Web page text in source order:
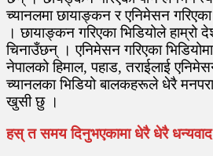
च्यानलमा छायाङ्‍कन र एनिमेसन
। छायाङ्‍कन गरिएका भिडियोले हाम्रो
चिनाउँछन् । एनिमेसन गरि‍एका
नेपालको हिमाल, पहाड, तराईलाई
च्यानलका भिडियो बालकहरूले धेरै
खुसी छु ।
हस् त समय दिनुभएकामा धेरै धेरै